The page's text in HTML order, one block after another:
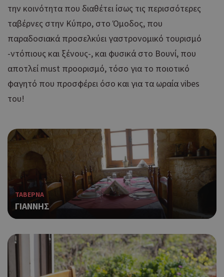
την κοινότητα που διαθέτει ίσως τις περισσότερες
ταβέρνες στην Κύπρο, στο Όμοδος, που
παραδοσιακά προσελκύει γαστρονομικό τουρισμό
-ντόπιους και ξένους-, και φυσικά στο Βουνί, που
αποτλεί must προορισμό, τόσο για το ποιοτικό
φαγητό που προσφέρει όσο και για τα ωραία vibes
του!
ΤΑΒΕΡΝΑ
ΓΙΑΝΝΗΣ